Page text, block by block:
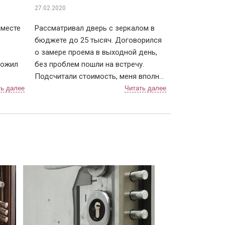
время
27.02.2020
Рассматривал дверь с зеркалом в
бюджете до 25 тысяч. Договорился
о замере проема в выходной день,
без проблем пошли на встречу.
Подсчитали стоимость, меня вполне
устроила. Через неделю позвонили,
немного раньше приехали, пришлось
мешками), дали советы по уходу за
дверью, чтобы замки не ломались. К
договору выдали акт приема-сдачи
работ и гарантию. После старой
строительной двери новая просто